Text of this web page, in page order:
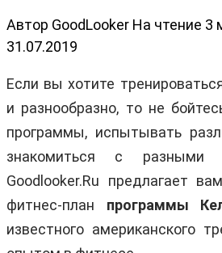
Автор GoodLooker На чтение 3
31.07.2019
Если вы хотите
и разнообразно, то не
программы, испытывать
знакомиться с разными
Goodlooker.Ru предлагает
фитнес-план программы
известного американского